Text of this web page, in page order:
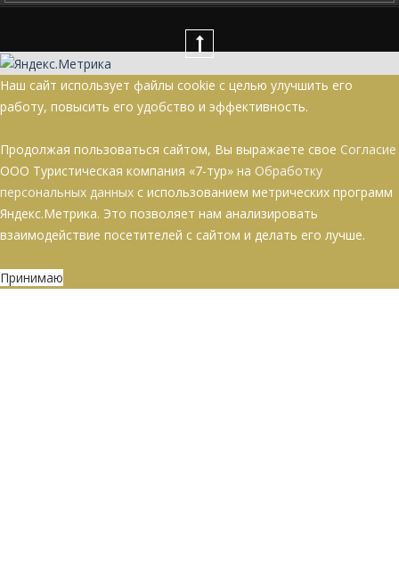
Наш сайт использует файлы cookie с целью улучшить его
работу, повысить его удобство и эффективность.
Продолжая пользоваться сайтом, Вы выражаете свое Согласие
ООО Туристическая компания «7-тур» на Обработку
персональных данных с использованием метрических программ
Яндекс.Метрика. Это позволяет нам анализировать
взаимодействие посетителей с сайтом и делать его лучше.
Принимаю